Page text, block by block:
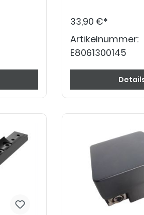
33,90 €*
Artikelnummer:
E8061300145